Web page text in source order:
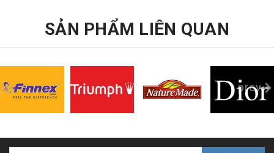
SẢN PHẨM LIÊN QUAN
prev